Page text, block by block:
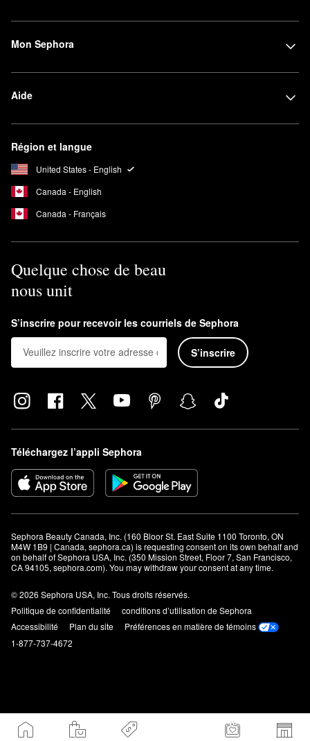
Mon Sephora
Aide
Région et langue
United States - English
Canada - English
Canada - Français
Quelque chose de beau
nous unit
S’inscrire pour recevoir les courriels de Sephora
S’inscrire
Téléchargez l’appli Sephora
Sephora Beauty Canada, Inc. (160 Bloor St. East Suite 1100 Toronto, ON
M4W 1B9 | Canada, sephora.ca) is requesting consent on its own behalf and
on behalf of Sephora USA, Inc. (350 Mission Street, Floor 7, San Francisco,
CA 94105, sephora.com). You may withdraw your consent at any time.
© 2026 Sephora USA, Inc. Tous droits réservés.
Politique de confidentialité
conditions d’utilisation de Sephora
Accessibilité
Plan du site
Préférences en matière de témoins
1-877-737-4672